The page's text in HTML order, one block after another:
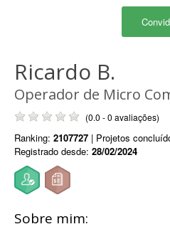
Ricardo B.
Operador de Micro
(0.0 - 0 avaliações)
Ranking: 2107727 | Projetos
Registrado desde: 28/02/2024
Sobre mim: